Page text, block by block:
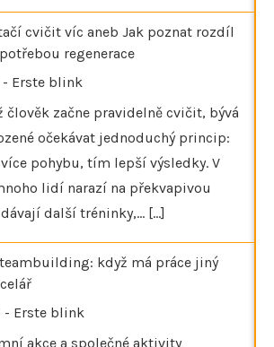
cvičit víc aneb Jak poznat rozdíl
regenerace
- Erste blink
člověk začne pravidelně cvičit, bývá
očekávat jednoduchý princip:
pohybu, tím lepší výsledky. V
lidí narazí na překvapivou
další tréninky,… [...]
když má práce jiný
- Erste blink
akce a společné aktivity